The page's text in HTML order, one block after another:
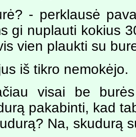
- perklausė
gi nuplauti kokius
vien plaukti su
iš tikro nemokėjo.
visai be
pakabinti, kad
Na, skudurą